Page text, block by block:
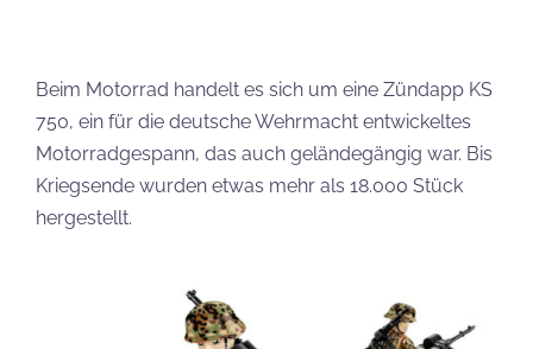
Beim Motorrad handelt es sich um eine Zündapp KS
750, ein für die deutsche Wehrmacht entwickeltes
Motorradgespann, das auch geländegängig war. Bis
Kriegsende wurden etwas mehr als 18.000 Stück
hergestellt.